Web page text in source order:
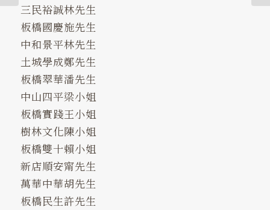
三民裕誠林先生
板橋國慶施先生
中和景平林先生
土城學成鄭先生
板橋翠華潘先生
中山四平梁小姐
板橋實踐王小姐
樹林文化陳小姐
板橋雙十賴小姐
新店順安甯先生
萬華中華胡先生
板橋民生許先生